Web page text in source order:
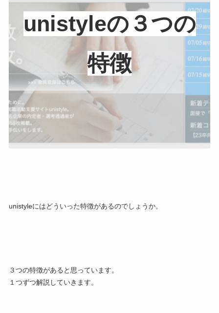
unistyleの３つの
特徴
unistyleにはどういった特徴があるのでしょうか。
３つの特徴があると思っています。
１つずつ解説していきます。